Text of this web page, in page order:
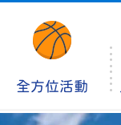
全方位活動